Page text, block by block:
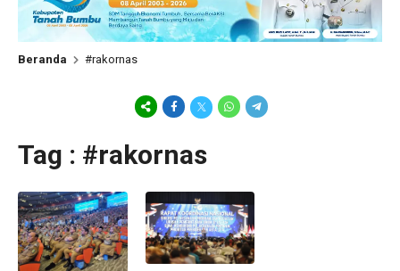
Beranda #rakornas
Tag : #rakornas